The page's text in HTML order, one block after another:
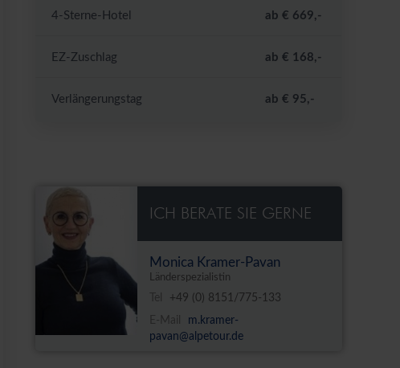
4-Sterne-Hotel ab € 669,-
EZ-Zuschlag ab € 168,-
Verlängerungstag ab € 95,-
ICH BERATE SIE GERNE
Monica Kramer-Pavan
Länderspezialistin
Tel
+49 (0) 8151/775-133
E-Mail
m.kramer-
pavan@alpetour.de